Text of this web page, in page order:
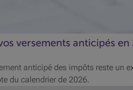
versements anticipés
anticipé des impôts reste un
du calendrier de 2026.